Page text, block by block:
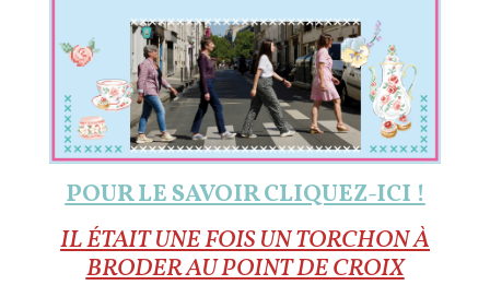
POUR LE SAVOIR CLIQUEZ-ICI !
IL ÉTAIT UNE FOIS UN TORCHON À
BRODER AU POINT DE CROIX